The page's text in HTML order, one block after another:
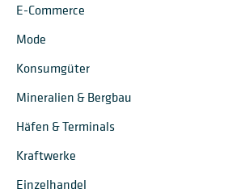
E-Commerce
Mode
Konsumgüter
Mineralien & Bergbau
Häfen & Terminals
Kraftwerke
Einzelhandel